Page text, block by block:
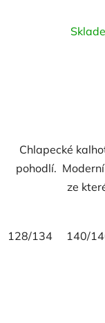
Chlapecké
pohodlí.
ze
128/134 140/